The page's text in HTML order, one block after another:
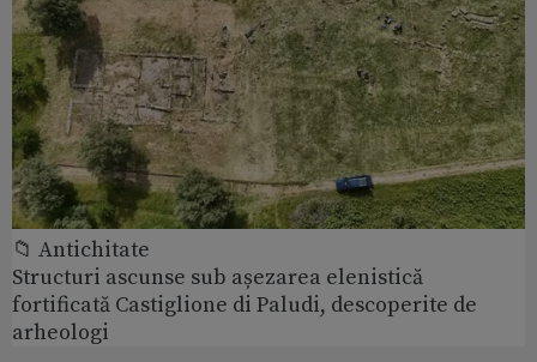
📁 Antichitate
Structuri ascunse sub așezarea elenistică
fortificată Castiglione di Paludi, descoperite de
arheologi